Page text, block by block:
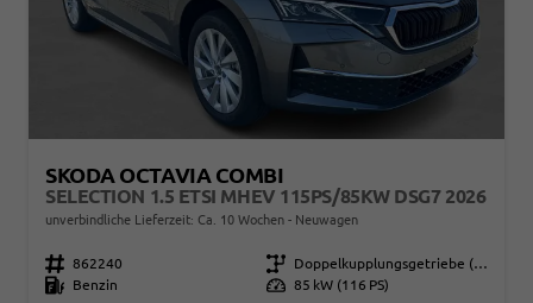
SKODA OCTAVIA COMBI
SELECTION 1.5 ETSI MHEV 115PS/85KW DSG7 2026
unverbindliche Lieferzeit: Ca. 10 Wochen Neuwagen
Fahrzeugnr. 862240 Getriebe
Doppelkupplungsgetriebe (DSG)
Kraftstoff
Benzin Leistung 85 kW (116 PS)